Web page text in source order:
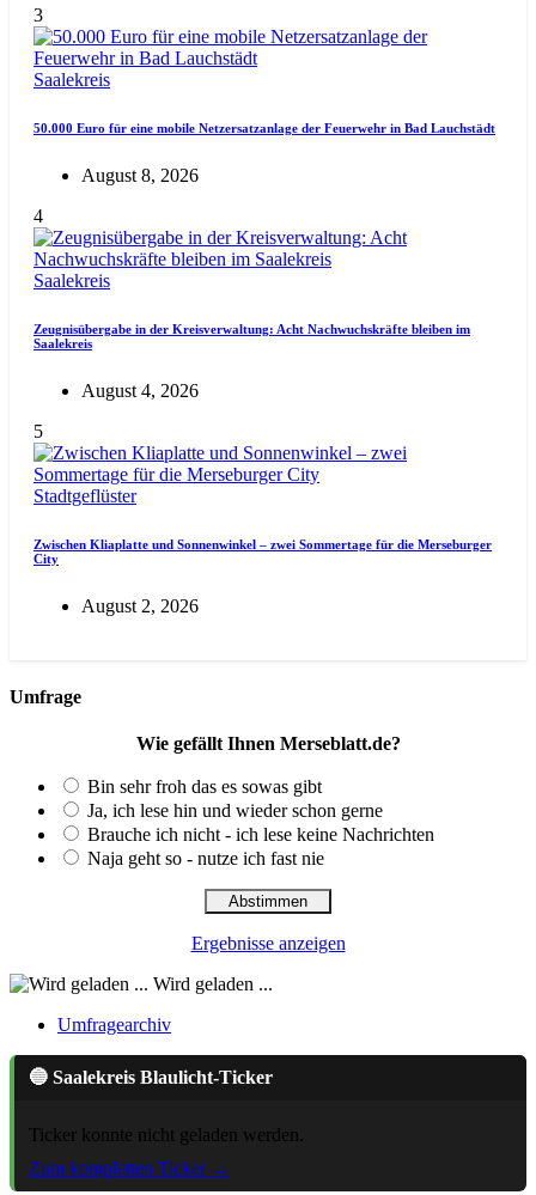
3
Saalekreis
50.000 Euro für eine mobile Netzersatzanlage der Feuerwehr in Bad Lauchstädt
August 8, 2026
4
Saalekreis
Zeugnisübergabe in der Kreisverwaltung: Acht Nachwuchskräfte bleiben im
Saalekreis
August 4, 2026
5
Stadtgeflüster
Zwischen Kliaplatte und Sonnenwinkel – zwei Sommertage für die Merseburger
City
August 2, 2026
Umfrage
Wie gefällt Ihnen Merseblatt.de?
Bin sehr froh das es sowas gibt
Ja, ich lese hin und wieder schon gerne
Brauche ich nicht - ich lese keine Nachrichten
Naja geht so - nutze ich fast nie
Ergebnisse anzeigen
Wird geladen ...
Umfragearchiv
🔵 Saalekreis Blaulicht-Ticker
Ticker konnte nicht geladen werden.
Zum kompletten Ticker →